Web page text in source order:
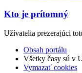
Kto je prítomný
Užívatelia prezerajúci
Obsah portálu
Všetky časy sú v
Vymazať cookies